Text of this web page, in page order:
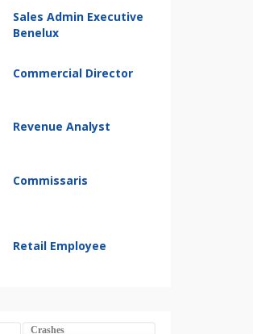
Sales Admin Executive
Benelux
Commercial Director
Revenue Analyst
Commissaris
Retail Employee
Crashes